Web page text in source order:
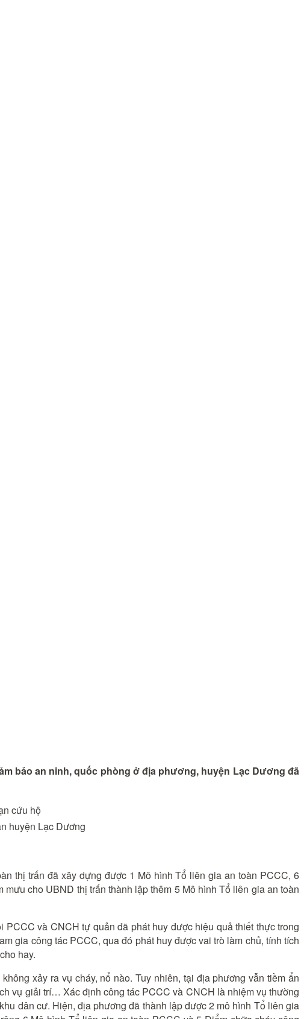
bảo an ninh, quốc phòng ở địa phương, huyện Lạc Dương đã
huyện Lạc Dương
thị trấn đã xây dựng được 1 Mô hình Tổ liên gia an toàn PCCC, 6
cho UBND thị trấn thành lập thêm 5 Mô hình Tổ liên gia an toàn
và CNCH tự quản đã phát huy được hiệu quả thiết thực trong
gia công tác PCCC, qua đó phát huy được vai trò làm chủ, tính tích
hay.
xảy ra vụ cháy, nổ nào. Tuy nhiên, tại địa phương vẫn tiềm ẩn
vụ giải trí… Xác định công tác PCCC và CNCH là nhiệm vụ thường
dân cư. Hiện, địa phương đã thành lập được 2 mô hình Tổ liên gia